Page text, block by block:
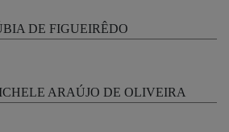
DE FIGUEIRÊDO
ARAÚJO DE OLIVEIRA